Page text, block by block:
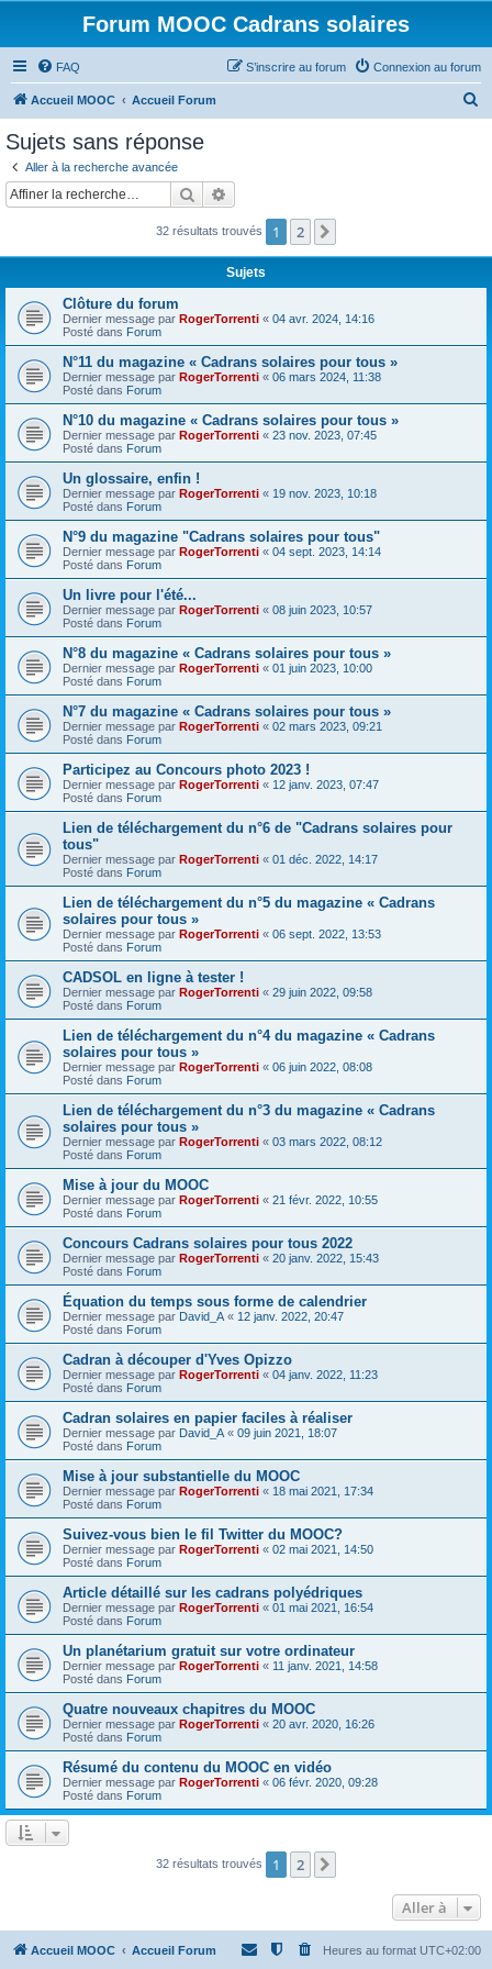
Forum MOOC Cadrans solaires
FAQ Connexion au forum
S’inscrire au forum
Accueil MOOC Accueil Forum
c
Sujets sans réponse
Aller à la recherche avancée
Rechercher
32 résultats trouvés 1 2
Sujets
Clôture du forum
Dernier message par RogerTorrenti « 04 avr. 2024, 14:16
Posté dans Forum
N°11 du magazine « Cadrans solaires pour tous »
Dernier message par RogerTorrenti « 06 mars 2024, 11:38
Posté dans Forum
N°10 du magazine « Cadrans solaires pour tous »
Dernier message par RogerTorrenti « 23 nov. 2023, 07:45
Posté dans Forum
Un glossaire, enfin !
Dernier message par RogerTorrenti « 19 nov. 2023, 10:18
Posté dans Forum
N°9 du magazine "Cadrans solaires pour tous"
Dernier message par RogerTorrenti « 04 sept. 2023, 14:14
Posté dans Forum
Un livre pour l'été...
Dernier message par RogerTorrenti « 08 juin 2023, 10:57
Posté dans Forum
N°8 du magazine « Cadrans solaires pour tous »
Dernier message par RogerTorrenti « 01 juin 2023, 10:00
Posté dans Forum
N°7 du magazine « Cadrans solaires pour tous »
Dernier message par RogerTorrenti « 02 mars 2023, 09:21
Posté dans Forum
Participez au Concours photo 2023 !
Dernier message par RogerTorrenti « 12 janv. 2023, 07:47
Posté dans Forum
Lien de téléchargement du n°6 de "Cadrans solaires pour
tous"
Dernier message par RogerTorrenti « 01 déc. 2022, 14:17
Posté dans Forum
Lien de téléchargement du n°5 du magazine « Cadrans
solaires pour tous »
Dernier message par RogerTorrenti « 06 sept. 2022, 13:53
Posté dans Forum
CADSOL en ligne à tester !
Dernier message par RogerTorrenti « 29 juin 2022, 09:58
Posté dans Forum
Lien de téléchargement du n°4 du magazine « Cadrans
solaires pour tous »
Dernier message par RogerTorrenti « 06 juin 2022, 08:08
Posté dans Forum
Lien de téléchargement du n°3 du magazine « Cadrans
solaires pour tous »
Dernier message par RogerTorrenti « 03 mars 2022, 08:12
Posté dans Forum
Mise à jour du MOOC
Dernier message par RogerTorrenti « 21 févr. 2022, 10:55
Posté dans Forum
Concours Cadrans solaires pour tous 2022
Dernier message par RogerTorrenti « 20 janv. 2022, 15:43
Posté dans Forum
Équation du temps sous forme de calendrier
Dernier message par David_A « 12 janv. 2022, 20:47
Posté dans Forum
Cadran à découper d'Yves Opizzo
Dernier message par RogerTorrenti « 04 janv. 2022, 11:23
Posté dans Forum
Cadran solaires en papier faciles à réaliser
Dernier message par David_A « 09 juin 2021, 18:07
Posté dans Forum
Mise à jour substantielle du MOOC
Dernier message par RogerTorrenti « 18 mai 2021, 17:34
Posté dans Forum
Suivez-vous bien le fil Twitter du MOOC?
Dernier message par RogerTorrenti « 02 mai 2021, 14:50
Posté dans Forum
Article détaillé sur les cadrans polyédriques
Dernier message par RogerTorrenti « 01 mai 2021, 16:54
Posté dans Forum
Un planétarium gratuit sur votre ordinateur
Dernier message par RogerTorrenti « 11 janv. 2021, 14:58
Posté dans Forum
Quatre nouveaux chapitres du MOOC
Dernier message par RogerTorrenti « 20 avr. 2020, 16:26
Posté dans Forum
Résumé du contenu du MOOC en vidéo
Dernier message par RogerTorrenti « 06 févr. 2020, 09:28
Posté dans Forum
32 résultats trouvés 1 2
Aller à
Accueil MOOC Accueil Forum Heures au format UTC+02:00